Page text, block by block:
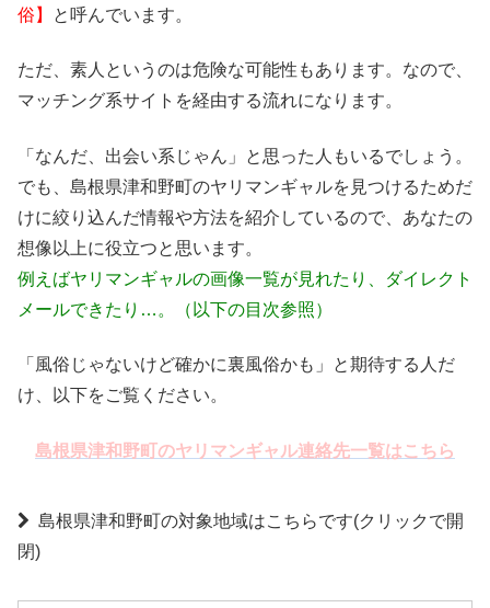
俗】
と呼んでいます。
ただ、素人というのは危険な可能性もあります。なので、
マッチング系サイトを経由する流れになります。
「なんだ、出会い系じゃん」と思った人もいるでしょう。
でも、島根県津和野町のヤリマンギャルを見つけるためだ
けに絞り込んだ情報や方法を紹介しているので、あなたの
想像以上に役立つと思います。
例えばヤリマンギャルの画像一覧が見れたり、ダイレクト
メールできたり…。（以下の目次参照）
「風俗じゃないけど確かに裏風俗かも」と期待する人だ
け、以下をご覧ください。
島根県津和野町のヤリマンギャル連絡先一覧はこちら
島根県津和野町の対象地域はこちらです(クリックで開
閉)